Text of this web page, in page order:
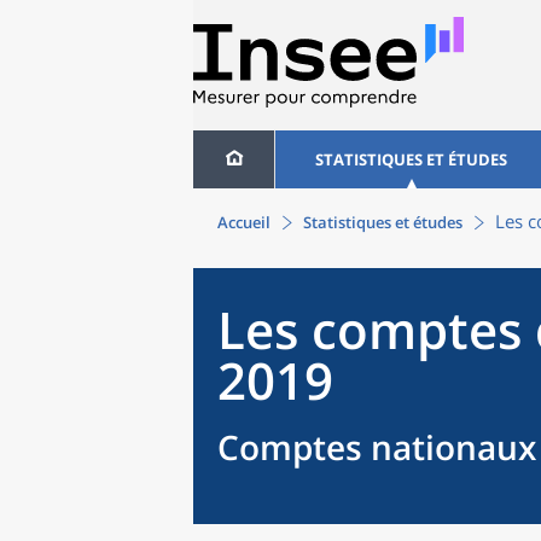
STATISTIQUES ET ÉTUDES
Accueil Statistiques et études Les
Les
2019
Comptes